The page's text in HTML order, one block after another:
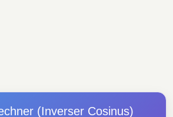
(Inverser Cosinus)